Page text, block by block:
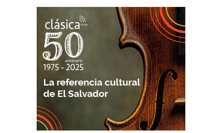
La PNC aprovechó el caso para reiterar su llamado al
respeto a la vida y advirtió que quienes cometan este
tipo de agresiones enfrentarán las consecuencias
legales correspondientes.
Comparte esto:
Facebook X
Me gusta esto: